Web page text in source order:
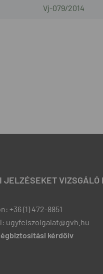
Vj-079/2014
JELZÉSEKET VIZSGÁLÓ
+36 (1) 472-8851
ugyfelszolgalat@gvh.hu
kérdőív